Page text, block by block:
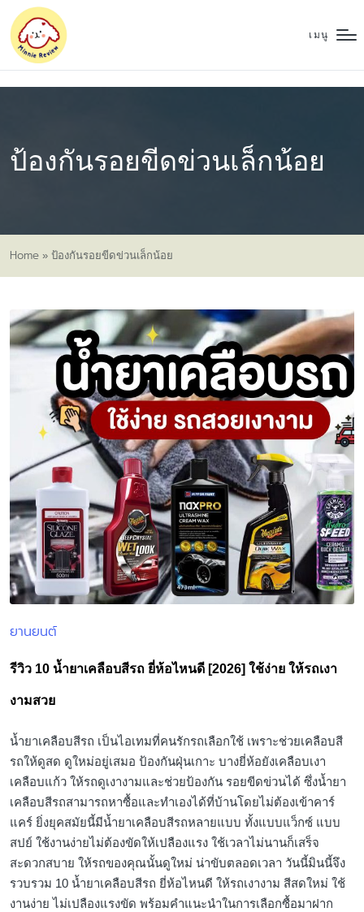
เมนู
ป้องกันรอยขีดข่วนเล็กน้อย
Home » ป้องกันรอยขีดข่วนเล็กน้อย
Posted
ยานยนต์
รีวิว 10 น้ำยาเคลือบสีรถ ยี่ห้อไหนดี [2026] ใช้ง่าย ให้รถเงา
งามสวย
น้ำยาเคลือบสีรถ เป็นไอเทมที่คนรักรถเลือกใช้ เพราะช่วยเคลือบสี
รถให้ดูสด ดูใหม่อยู่เสมอ ป้องกันฝุ่นเกาะ บางยี่ห้อยังเคลือบเงา
เคลือบแก้ว ให้รถดูเงางามและช่วยป้องกัน รอยขีดข่วนได้ ซึ่งน้ำยา
เคลือบสีรถสามารถหาซื้อและทำเองได้ที่บ้านโดยไม่ต้องเข้าคาร์
แคร์ ยิ่งยุคสมัยนี้มีน้ำยาเคลือบสีรถหลายแบบ ทั้งแบบแว็กซ์ แบบ
สปย์ ใช้งานง่ายไม่ต้องขัดให้เปลืองแรง ใช้เวลาไม่นานก็เสร็จ
สะดวกสบาย ให้รถของคุณนั้นดูใหม่ น่าขับตลอดเวลา วันนี้มินนี้จึง
รวบรวม 10 น้ำยาเคลือบสีรถ ยี่ห้อไหนดี ให้รถเงางาม สีสดใหม่ ใช้
งานง่าย ไม่เปลืองแรงขัด พร้อมคำแนะนำในการเลือกซื้อมาฝาก